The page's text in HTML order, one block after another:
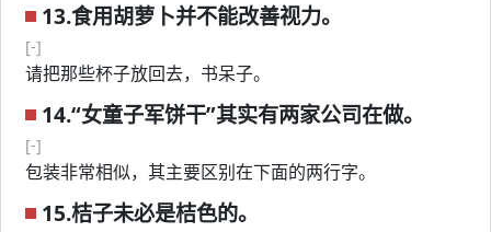
13.食用胡萝卜并不能改善视力。
[-]
请把那些杯子放回去，书呆子。
14.“女童子军饼干”其实有两家公司在做。
[-]
包装非常相似，其主要区别在下面的两行字。
15.桔子未必是桔色的。